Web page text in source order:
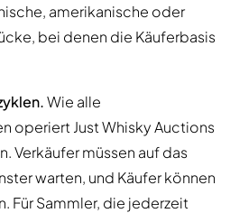
amerikanische oder
bei denen die Käuferbasis
Wie alle
operiert Just Whisky Auctions
Verkäufer müssen auf das
warten, und Käufer können
Für Sammler, die jederzeit